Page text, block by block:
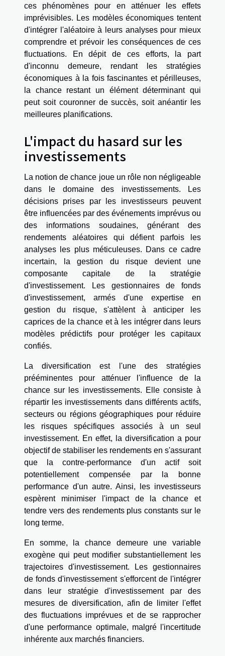
ces phénomènes pour en atténuer les effets
imprévisibles. Les modèles économiques tentent
d'intégrer l'aléatoire à leurs analyses pour mieux
comprendre et prévoir les conséquences de ces
fluctuations. En dépit de ces efforts, la part
d'inconnu demeure, rendant les stratégies
économiques à la fois fascinantes et périlleuses,
la chance restant un élément déterminant qui
peut soit couronner de succès, soit anéantir les
meilleures planifications.
L'impact du hasard sur les
investissements
La notion de chance joue un rôle non négligeable
dans le domaine des investissements. Les
décisions prises par les investisseurs peuvent
être influencées par des événements imprévus ou
des informations soudaines, générant des
rendements aléatoires qui défient parfois les
analyses les plus méticuleuses. Dans ce cadre
incertain, la gestion du risque devient une
composante capitale de la stratégie
d'investissement. Les gestionnaires de fonds
d'investissement, armés d'une expertise en
gestion du risque, s'attèlent à anticiper les
caprices de la chance et à les intégrer dans leurs
modèles prédictifs pour protéger les capitaux
confiés.
La diversification est l'une des stratégies
prééminentes pour atténuer l'influence de la
chance sur les investissements. Elle consiste à
répartir les investissements dans différents actifs,
secteurs ou régions géographiques pour réduire
les risques spécifiques associés à un seul
investissement. En effet, la diversification a pour
objectif de stabiliser les rendements en s'assurant
que la contre-performance d'un actif soit
potentiellement compensée par la bonne
performance d'un autre. Ainsi, les investisseurs
espèrent minimiser l'impact de la chance et
tendre vers des rendements plus constants sur le
long terme.
En somme, la chance demeure une variable
exogène qui peut modifier substantiellement les
trajectoires d'investissement. Les gestionnaires
de fonds d'investissement s'efforcent de l'intégrer
dans leur stratégie d'investissement par des
mesures de diversification, afin de limiter l'effet
des fluctuations imprévues et de se rapprocher
d'une performance optimale, malgré l'incertitude
inhérente aux marchés financiers.